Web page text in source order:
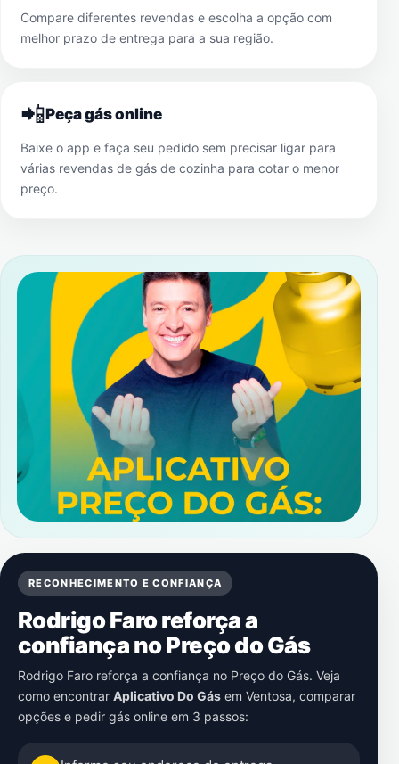
Compare diferentes revendas e escolha a opção com
melhor prazo de entrega para a sua região.
📲Peça gás online
Baixe o app e faça seu pedido sem precisar ligar para
várias revendas de gás de cozinha para cotar o menor
preço.
RECONHECIMENTO E CONFIANÇA
Rodrigo Faro reforça a
confiança no Preço do Gás
Rodrigo Faro reforça a confiança no Preço do Gás. Veja
como encontrar Aplicativo Do Gás em Ventosa, comparar
opções e pedir gás online em 3 passos: